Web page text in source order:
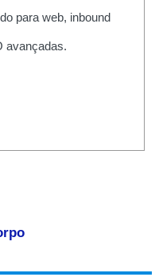
para web, inbound
avançadas.